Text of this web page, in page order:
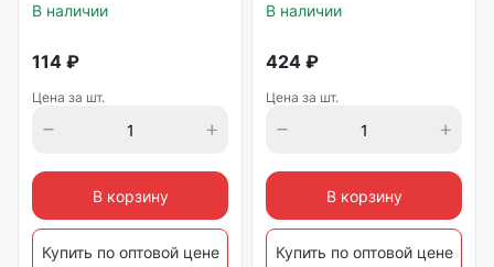
В наличии
114 ₽
Цена за шт.
В корзину
Купить по оптовой цене
В наличии
424 ₽
Цена за шт.
В корзину
Купить по оптовой цене